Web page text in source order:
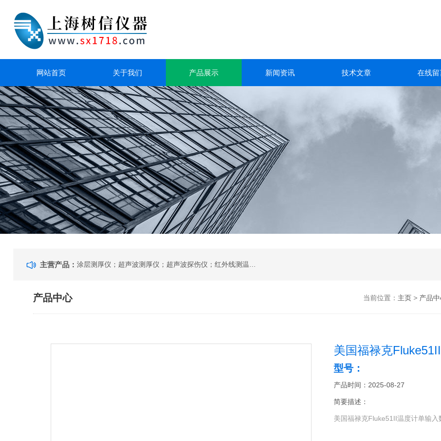
网站首页 关于我们 产品展示 新闻资讯 技术文章 在线
主营产品：
产品中心 当前位置： 主页> 产品
美国福禄克
型号：
产品时间：2025-08-27
简要描述：
美国福禄克Fluke51II温度计单输